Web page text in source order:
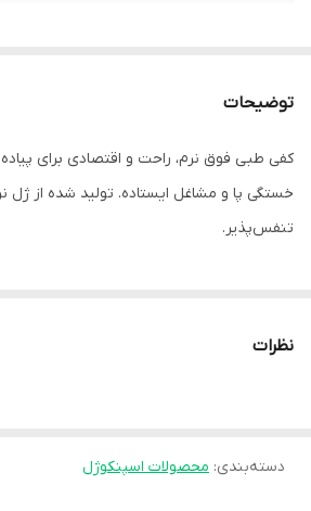
توضیحات
کفی طبی فوق نرم، راحت و اقتصادی برای
خستگی پا و مشاغل ایستاده. تولید شده از ژل
تنفس‌پذیر.
نظرات
دسته‌بندی: محصولات اسپنکوژل